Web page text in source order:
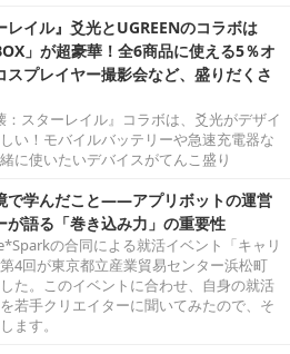
レイル』爻光とUGREENのコラボは
」が超豪華！全6商品に使える5％オ
スプレイヤー撮影会など、盛りだくさ
：スターレイル』コラボは、爻光がデザイ
い！モバイルバッテリーや急速充電器な
に使いたいデバイスがてんこ盛り
で学んだこと――アプリボットの運営
が語る「巻き込み力」の重要性
の合同による就活イベント「キャリ
4回が東京都立産業貿易センター浜松町
た。このイベントに合わせ、自身の就活
若手クリエイターに聞いてみたので、そ
ます。